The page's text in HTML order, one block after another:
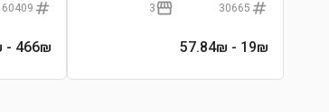
30665
3
19₪
- 57.84₪
60409
466₪
- 679.90₪